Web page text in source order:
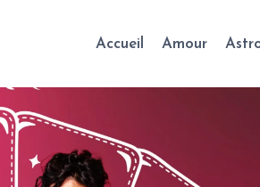
Accueil Amour